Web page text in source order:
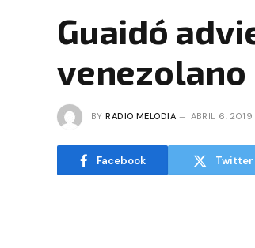
Guaidó
venezolano
BY RADIO MELODIA ABRIL 6, 2019
Facebook Twitter